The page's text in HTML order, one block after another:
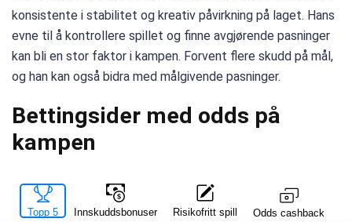
konsistente i stabilitet og kreativ påvirkning på laget. Hans
evne til å kontrollere spillet og finne avgjørende pasninger
kan bli en stor faktor i kampen. Forvent flere skudd på mål,
og han kan også bidra med målgivende pasninger.
Bettingsider med odds på
kampen
Topp 5 Innskuddsbonuser Risikofritt spill Odds cashback